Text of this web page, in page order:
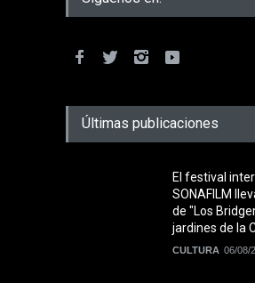
Últimas publicaciones
El festival
SONAFILM
de "Los
jardines de la
CULTURA 06/08/